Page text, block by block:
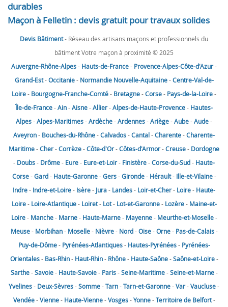
durables
Maçon à Felletin : devis gratuit pour travaux solides
Devis Bâtiment- Réseau des artisans maçons et professionnels du
bâtiment Votre maçon à proximité © 2025
Auvergne-Rhône-Alpes- Hauts-de-France- Provence-Alpes-Côte-d'Azur-
Grand-Est-Occitanie- Normandie Nouvelle-Aquitaine-Centre-Val-de-
Loire- Bourgogne-Franche-Comté- Bretagne-Corse- Pays-de-la-Loire-
Île-de-France-Ain-Aisne-Allier-Alpes-de-Haute-Provence- Hautes-
Alpes-Alpes-Maritimes-Ardèche-Ardennes-Ariège-Aube-Aude-
Aveyron- Bouches-du-Rhône-Calvados-Cantal-Charente-Charente-
Maritime-Cher-Corrèze-Côte-d'Or-Côtes-d'Armor-Creuse- Dordogne
- Doubs- Drôme- Eure- Eure-et-Loir- Finistère-Corse-du-Sud- Haute-
Corse-Gard- Haute-Garonne-Gers-Gironde- Hérault- Ille-et-Vilaine-
Indre- Indre-et-Loire- Isère- Jura- Landes- Loir-et-Cher- Loire- Haute-
Loire- Loire-Atlantique- Loiret- Lot- Lot-et-Garonne- Lozère- Maine-et-
Loire- Manche- Marne- Haute-Marne- Mayenne- Meurthe-et-Moselle-
Meuse- Morbihan- Moselle- Nièvre- Nord-Oise-Orne- Pas-de-Calais-
Puy-de-Dôme- Pyrénées-Atlantiques- Hautes-Pyrénées- Pyrénées-
Orientales- Bas-Rhin- Haut-Rhin- Rhône- Haute-Saône-Saône-et-Loire-
Sarthe-Savoie- Haute-Savoie- Paris-Seine-Maritime-Seine-et-Marne-
Yvelines- Deux-Sèvres-Somme-Tarn-Tarn-et-Garonne-Var-Vaucluse-
Vendée-Vienne- Haute-Vienne-Vosges-Yonne-Territoire de Belfort-